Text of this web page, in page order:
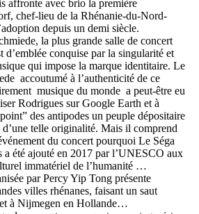
affronte avec brio la première
chef-lieu de la Rhénanie-du-Nord-
depuis un demi siècle.
la plus grande salle de concert
d’emblée conquise par la singularité et
qui impose la marque identitaire. Le
accoutumé à l’authenticité de ce
musique du monde a peut-être eu
Rodrigues sur Google Earth et à
des antipodes un peuple dépositaire
d’une telle originalité. Mais il comprend
du concert pourquoi Le Séga
a été ajouté en 2017 par l’UNESCO aux
immatériel de l’humanité …
par Percy Yip Tong présente
villes rhénanes, faisant un saut
à Nijmegen en Hollande…